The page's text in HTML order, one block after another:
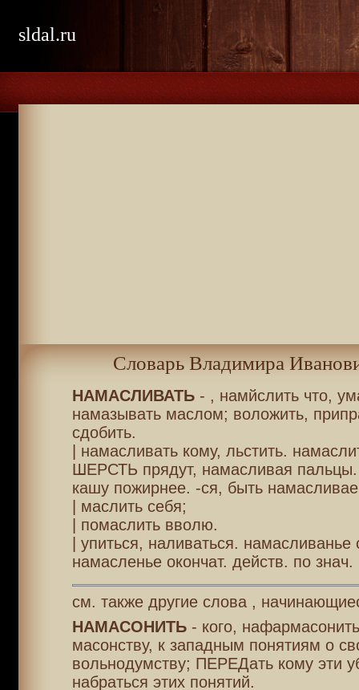
sldal.ru
Словарь Владимира
НАМАСЛИВАТЬ- , намйслить что,
намазывать маслом; воложить,
сдобить.
| намасливать кому, льстить.
ШЕРСТЬ прядут, намасливая
кашу пожирнее. -ся, быть
| маслить себя;
| помаслить вволю.
| упиться, наливаться. намасливанье
намасленье окончат. действ. по знач.
см. также другие слова ,
НАМАСОНИТЬ- кого,
масонству, к западным понятиям о
вольнодумству; ПЕРЕДать кому эти
набраться этих понятий.